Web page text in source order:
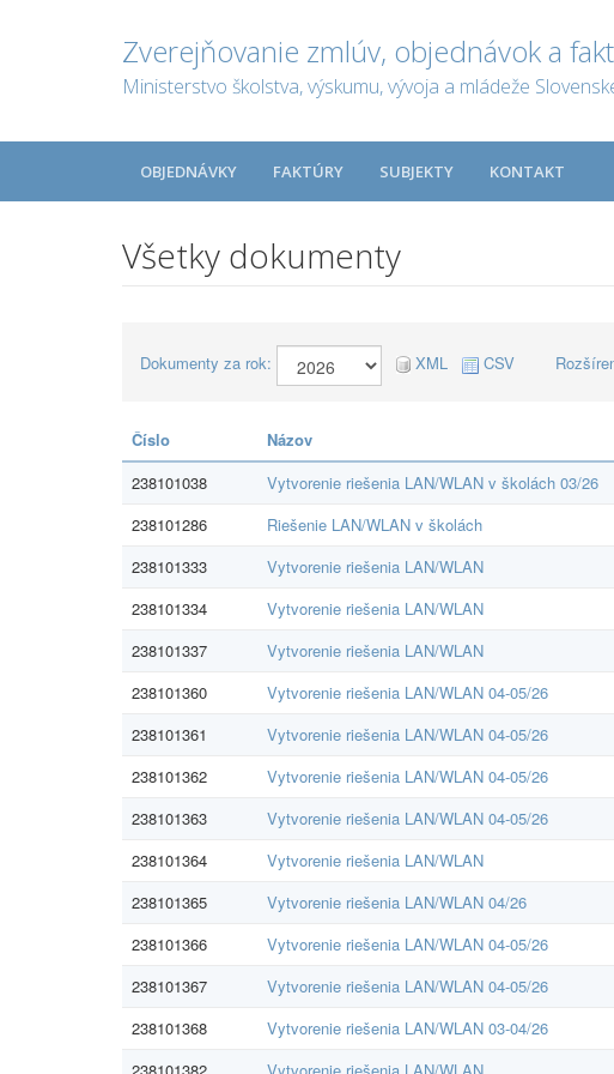
Zverejňovanie zmlúv, objednávok a
Ministerstvo školstva, výskumu, vývoja a mládeže
OBJEDNÁVKY FAKTÚRY SUBJEKTY KONTAKT
Všetky dokumenty
Dokumenty za rok: XML CSV
Číslo Názov
238101038
Vytvorenie riešenia LAN/WLAN v školách 03/26
238101286
Riešenie LAN/WLAN v školách
238101333
Vytvorenie riešenia LAN/WLAN
238101334
Vytvorenie riešenia LAN/WLAN
238101337
Vytvorenie riešenia LAN/WLAN
238101360
Vytvorenie riešenia LAN/WLAN 04-05/26
238101361
Vytvorenie riešenia LAN/WLAN 04-05/26
238101362
Vytvorenie riešenia LAN/WLAN 04-05/26
238101363
Vytvorenie riešenia LAN/WLAN 04-05/26
238101364
Vytvorenie riešenia LAN/WLAN
238101365
Vytvorenie riešenia LAN/WLAN 04/26
238101366
Vytvorenie riešenia LAN/WLAN 04-05/26
238101367
Vytvorenie riešenia LAN/WLAN 04-05/26
238101368
Vytvorenie riešenia LAN/WLAN 03-04/26
238101382
Vytvorenie riešenia LAN/WLAN